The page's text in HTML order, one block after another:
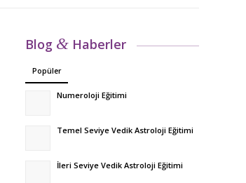
Blog &Haberler
Popüler
Numeroloji Eğitimi
Temel Seviye Vedik Astroloji Eğitimi
İleri Seviye Vedik Astroloji Eğitimi